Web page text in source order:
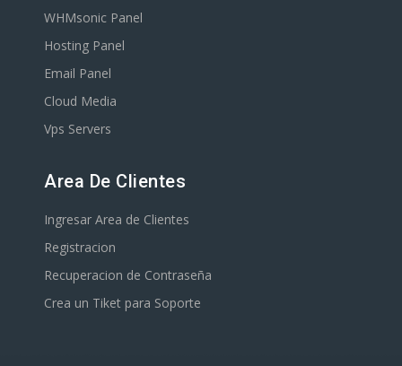
WHMsonic Panel
Hosting Panel
Email Panel
Cloud Media
Vps Servers
Area De Clientes
Ingresar Area de Clientes
Registracion
Recuperacion de Contraseña
Crea un Tiket para Soporte